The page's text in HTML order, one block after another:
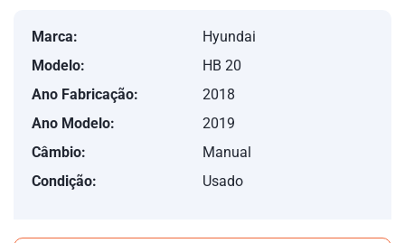
Marca:
Hyundai
Modelo:
HB 20
Ano Fabricação:
2018
Ano Modelo:
2019
Câmbio:
Manual
Condição:
Usado